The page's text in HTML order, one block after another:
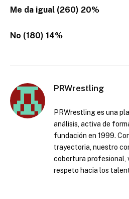
Me da igual (260) 20%
No (180) 14%
PRWrestling
PRWrestling es una
análisis, activa de
fundación en 1999.
trayectoria, nuestro
cobertura profesional,
respeto hacia los